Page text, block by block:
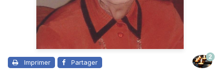
Imprimer Partager
2